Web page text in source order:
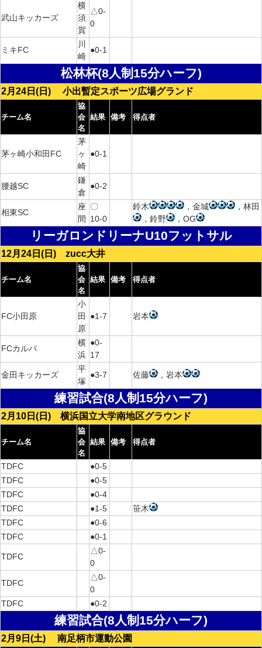
武山キッカーズ
横
須
賀
△0-
0
ミキFC
川
崎
●0-1
松林杯(8人制15分ハーフ)
2月24日(日) 小出暫定スポーツ広場グランド
チーム名
協
会
名
結果 備考 得点者
茅ヶ崎小和田FC
茅
ヶ
崎
●0-1
腰越SC
鎌
倉
●0-2
相東SC
座
間
〇
10-0
鈴木 ，金城
，林田
，鈴野
，OG
リーガロンドリーナU10フットサル
12月24日(日) zucc大井
チーム名
協
会
名
結果 備考 得点者
FC小田原
小
田
原
●1-7 岩本
FCカルパ
横
浜
●0-
17
金田キッカーズ
平
塚
●3-7 佐藤 ，岩本
練習試合(8人制15分ハーフ)
2月10日(日) 横浜国立大学南地区グラウンド
チーム名
協
会
名
結果 備考 得点者
TDFC
●0-5
TDFC
●0-5
TDFC
●0-4
TDFC
●1-5
笹木
TDFC
●0-6
TDFC
●0-1
TDFC
△0-
0
TDFC
△0-
0
TDFC
●0-2
練習試合(8人制15分ハーフ)
2月9日(土) 南足柄市運動公園